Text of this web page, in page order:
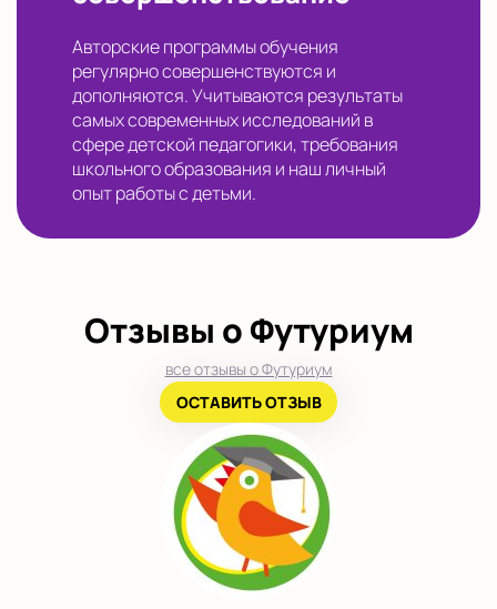
Авторские программы обучения
регулярно совершенствуются и
дополняются. Учитываются результаты
самых современных исследований в
сфере детской педагогики, требования
школьного образования и наш личный
опыт работы с детьми.
Отзывы о Футуриум
все отзывы о Футуриум
ОСТАВИТЬ ОТЗЫВ